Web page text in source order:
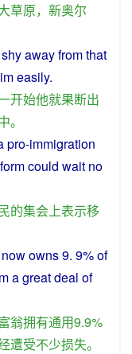
草原， 新奥尔
shyawayfrom that
easily.
开始他就果断出
。
pro-immigration
could wait no
的集会上表示移
nowowns9. 9%of
a greatdeal of
翁拥有通用9.9%
遭受不少损失。